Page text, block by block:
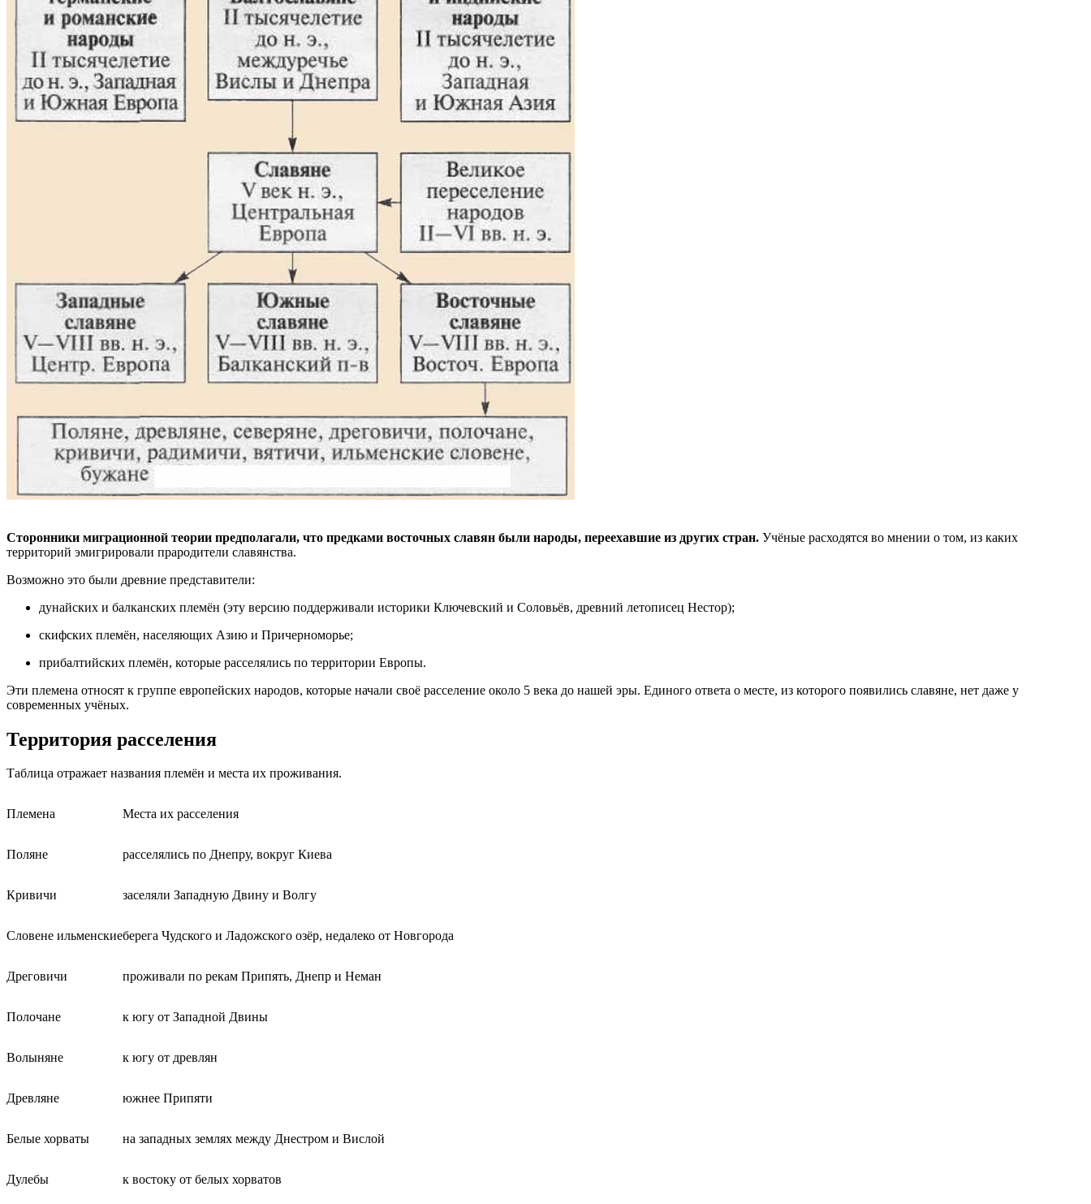
Сторонники миграционной теории предполагали, что предками восточных славян были народы, переехавшие из других стран. Учёные расходятся во мнении о том, из каких
территорий эмигрировали прародители славянства.
Возможно это были древние представители:
дунайских и балканских племён (эту версию поддерживали историки Ключевский и Соловьёв, древний летописец Нестор);
скифских племён, населяющих Азию и Причерноморье;
прибалтийских племён, которые расселялись по территории Европы.
Эти племена относят к группе европейских народов, которые начали своё расселение около 5 века до нашей эры. Единого ответа о месте, из которого появились славяне, нет даже у
современных учёных.
Территория расселения
Таблица отражает названия племён и места их проживания.
Племена Места их расселения
Поляне расселялись по Днепру, вокруг Киева
Кривичи заселяли Западную Двину и Волгу
Словене ильменскиеберега Чудского и Ладожского озёр, недалеко от Новгорода
Дреговичи проживали по рекам Припять, Днепр и Неман
Полочане к югу от Западной Двины
Волыняне к югу от древлян
Древляне южнее Припяти
Белые хорваты на западных землях между Днестром и Вислой
Дулебы к востоку от белых хорватов